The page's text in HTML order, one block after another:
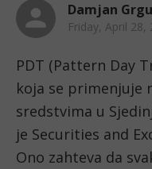
Damjan
Friday, April 28,
PDT (Pattern Day
koja se primenjuje
sredstvima u
je Securities and
Ono zahteva da